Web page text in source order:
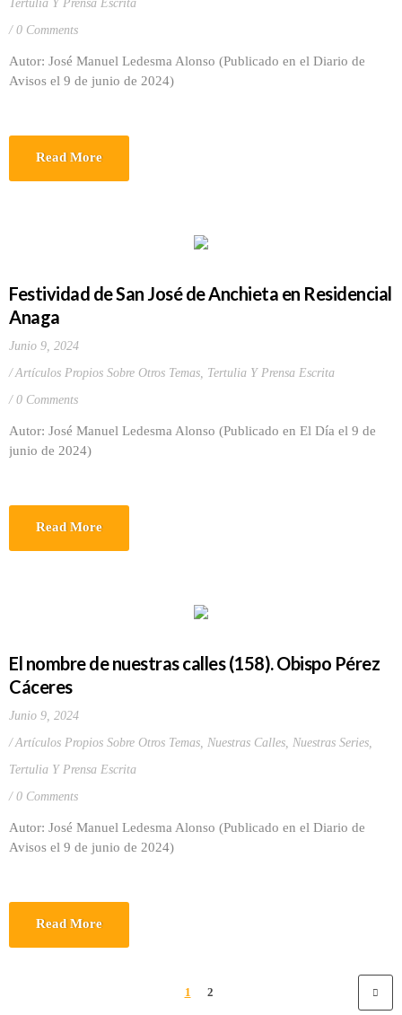
Tertulia Y Prensa Escrita
0 Comments
Autor: José Manuel Ledesma Alonso (Publicado en el Diario de
Avisos el 9 de junio de 2024)
Read More
Festividad de San José de Anchieta en Residencial
Anaga
Junio 9, 2024
Artículos Propios Sobre Otros Temas, Tertulia Y Prensa Escrita
0 Comments
Autor: José Manuel Ledesma Alonso (Publicado en El Día el 9 de
junio de 2024)
Read More
El nombre de nuestras calles (158). Obispo Pérez
Cáceres
Junio 9, 2024
Artículos Propios Sobre Otros Temas, Nuestras Calles, Nuestras Series,
Tertulia Y Prensa Escrita
0 Comments
Autor: José Manuel Ledesma Alonso (Publicado en el Diario de
Avisos el 9 de junio de 2024)
Read More
1 2